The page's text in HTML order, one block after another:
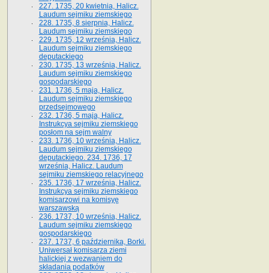
227. 1735, 20 kwietnia, Halicz.
Laudum sejmiku ziemskiego
228. 1735, 8 sierpnia, Halicz.
Laudum sejmiku ziemskiego
229. 1735, 12 września, Halicz.
Laudum sejmiku ziemskiego
deputackiego
230. 1735, 13 września, Halicz.
Laudum sejmiku ziemskiego
gospodarskiego
231. 1736, 5 maja, Halicz.
Laudum sejmiku ziemskiego
przedsejmowego
232. 1736, 5 maja, Halicz.
Instrukcya sejmiku ziemskiego
posłom na sejm walny
233. 1736, 10 września, Halicz.
Laudum sejmiku ziemskiego
deputackiego. 234. 1736, 17
września, Halicz. Laudum
sejmiku ziemskiego relacyjnego
235. 1736, 17 września, Halicz.
Instrukcya sejmiku ziemskiego
komisarzowi na komisyę
warszawską
236. 1737, 10 września, Halicz.
Laudum sejmiku ziemskiego
gospodarskiego
237. 1737, 6 października, Borki.
Uniwersał komisarza ziemi
halickiej z wezwaniem do
składania podatków